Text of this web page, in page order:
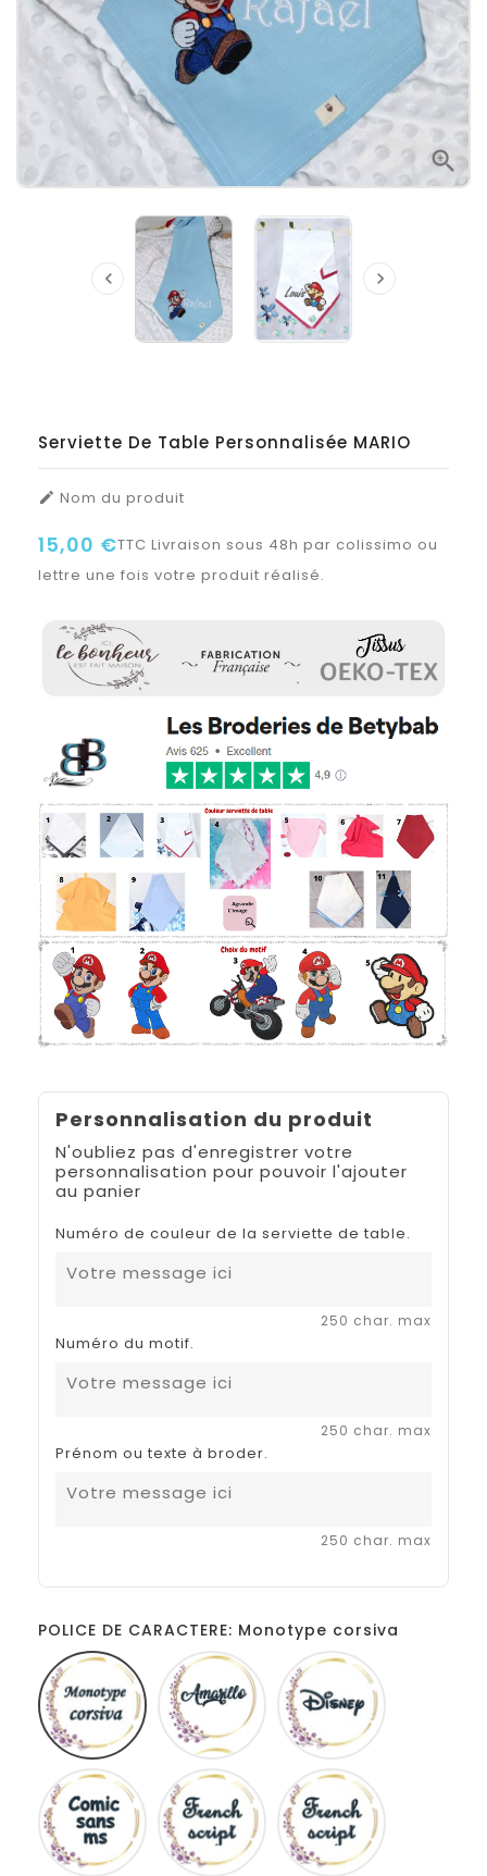

 
Serviette De Table Personnalisée MARIO
 Nom du produit
15,00 €TTC Livraison sous 48h par colissimo ou
lettre une fois votre produit réalisé.
Personnalisation du produit
N'oubliez pas d'enregistrer votre
personnalisation pour pouvoir l'ajouter
au panier
Numéro de couleur de la serviette de table.
250 char. max
Numéro du motif.
250 char. max
Prénom ou texte à broder.
250 char. max
POLICE DE CARACTERE: Monotype corsiva
Monotype
corsiva
Amarillo
Comic
sans
ms
French
script